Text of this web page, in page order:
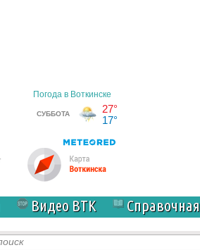
Видео ВТК Справочная